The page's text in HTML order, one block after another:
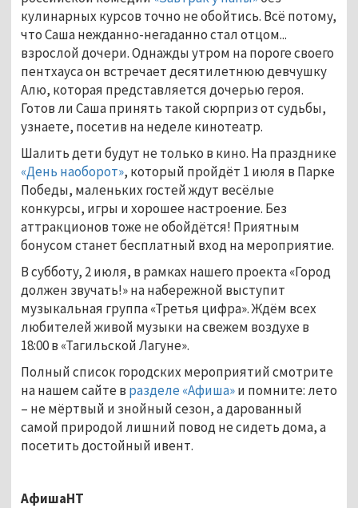
кулинарных курсов точно не обойтись. Всё потому,
что Саша нежданно-негаданно стал отцом...
взрослой дочери. Однажды утром на пороге своего
пентхауса он встречает десятилетнюю девчушку
Алю, которая представляется дочерью героя.
Готов ли Саша принять такой сюрприз от судьбы,
узнаете, посетив на неделе кинотеатр.
Шалить дети будут не только в кино. На празднике
«День наоборот», который пройдёт 1 июля в Парке
Победы, маленьких гостей ждут весёлые
конкурсы, игры и хорошее настроение. Без
аттракционов тоже не обойдётся! Приятным
бонусом станет бесплатный вход на мероприятие.
В субботу, 2 июля, в рамках нашего проекта «Город
должен звучать!» на набережной выступит
музыкальная группа «Третья цифра». Ждём всех
любителей живой музыки на свежем воздухе в
18:00 в «Тагильской Лагуне».
Полный список городских мероприятий смотрите
на нашем сайте в разделе «Афиша»и помните: лето
– не мёртвый и знойный сезон, а дарованный
самой природой лишний повод не сидеть дома, а
посетить достойный ивент.
АфишаНТ